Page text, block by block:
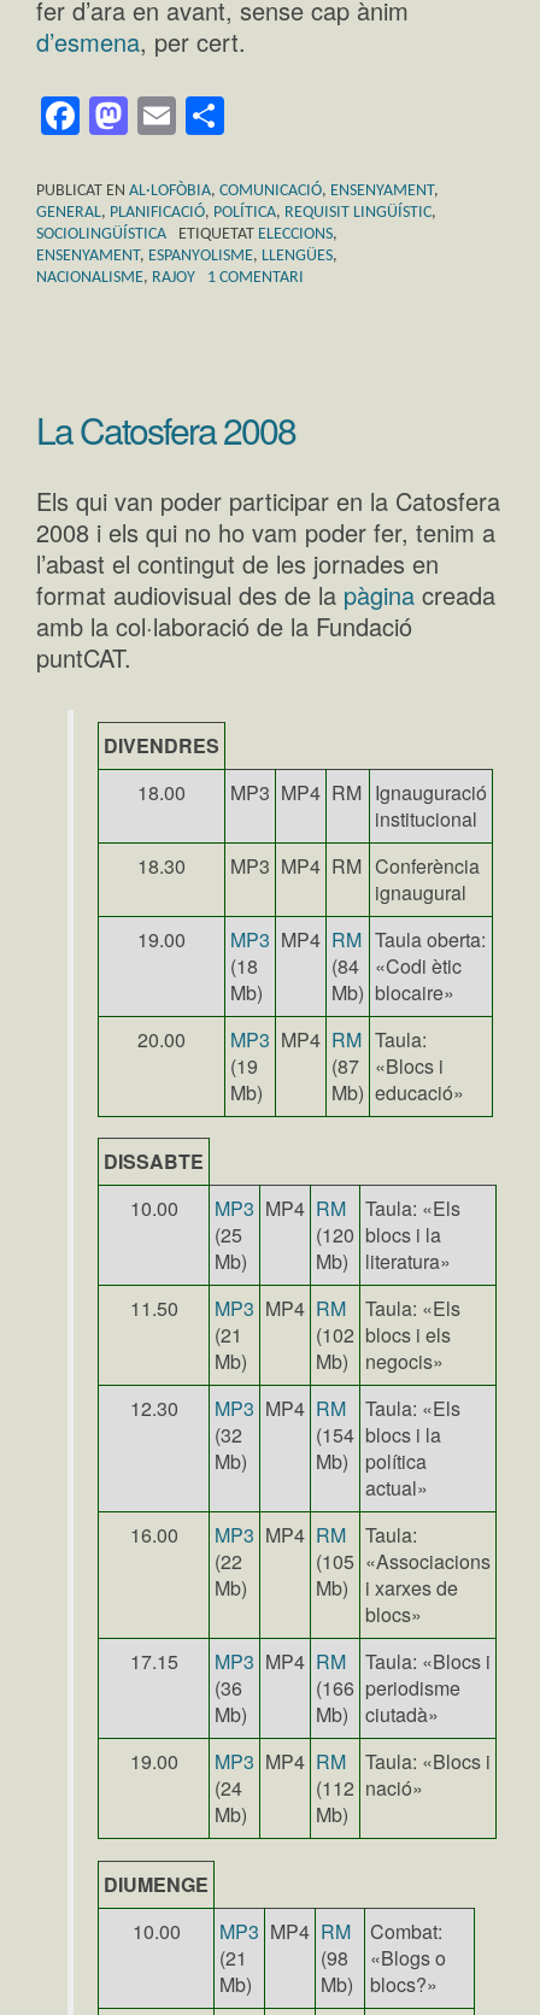
fer d’ara en avant, sense cap ànim
d’esmena, per cert.
Facebook
Mastodon
Email
PUBLICAT EN AL·LOFÒBIA, COMUNICACIÓ, ENSENYAMENT,
GENERAL, PLANIFICACIÓ, POLÍTICA, REQUISIT LINGÜÍSTIC,
SOCIOLINGÜÍSTICA
ETIQUETAT ELECCIONS,
ENSENYAMENT, ESPANYOLISME, LLENGÜES,
NACIONALISME, RAJOY 1 COMENTARI
La Catosfera 2008
Els qui van poder participar en la Catosfera
2008 i els qui no ho vam poder fer, tenim a
l’abast el contingut de les jornades en
format audiovisual des de la pàgina creada
amb la col·laboració de la Fundació
puntCAT.
DIVENDRES
18.00
MP3 MP4 RM Ignauguració
institucional
18.30
MP3 MP4 RM Conferència
ignaugural
19.00
MP3
(18
Mb)
MP4 RM
(84
Mb)
Taula oberta:
«Codi ètic
blocaire»
20.00
MP3
(19
Mb)
MP4 RM
(87
Mb)
Taula:
«Blocs i
educació»
DISSABTE
10.00
MP3
(25
Mb)
MP4 RM
(120
Mb)
Taula: «Els
blocs i la
literatura»
11.50
MP3
(21
Mb)
MP4 RM
(102
Mb)
Taula: «Els
blocs i els
negocis»
12.30
MP3
(32
Mb)
MP4 RM
(154
Mb)
Taula: «Els
blocs i la
política
actual»
16.00
MP3
(22
Mb)
MP4 RM
(105
Mb)
Taula:
«Associacions
i xarxes de
blocs»
17.15
MP3
(36
Mb)
MP4 RM
(166
Mb)
Taula: «Blocs i
periodisme
ciutadà»
19.00
MP3
(24
Mb)
MP4 RM
(112
Mb)
Taula: «Blocs i
nació»
DIUMENGE
10.00
MP3
(21
Mb)
MP4 RM
(98
Mb)
Combat:
«Blogs o
blocs?»